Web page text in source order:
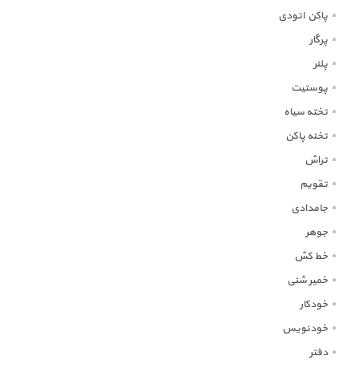
پاکن اتودی
پرگار
پلنر
پوستیت
تخته سیاه
تخنه پاکن
تراش
تقویم
جامدادی
جوهر
خط کش
خمیر شنی
خودکار
خودنویس
دفتر